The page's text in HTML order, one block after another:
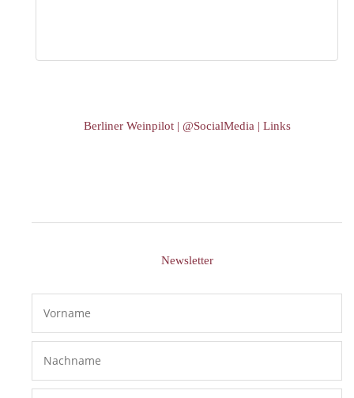
Berliner Weinpilot | @SocialMedia | Links
Newsletter